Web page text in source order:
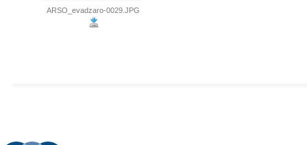
ARSO_evadzaro-0029.JPG